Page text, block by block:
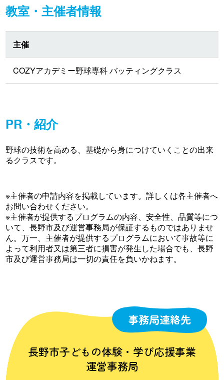
教室・主催者情報
主催
COZYアカデミー野球専科 バッティングクラス
PR・紹介
野球の技術を高める、基礎から身につけていくことの出来
るクラスです。
※主催者の申請内容を掲載しています。詳しくは各主催者へ
お問い合わせください。
※主催者が提供するプログラムの内容、安全性、品質等につ
いて、長野市及び運営事務局が保証するものではありませ
ん。万一、主催者が提供するプログラムにおいて事故等に
よって利用者又は第三者に損害が発生した場合でも、長野
市及び運営事務局は一切の責任を負いかねます。
事務局連絡先
長野市子どもの体験・学び応援事業
運営事務局